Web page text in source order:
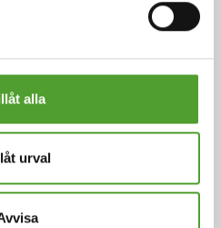
alla
urval
bland annat
pigment, fyllnadsmedel,